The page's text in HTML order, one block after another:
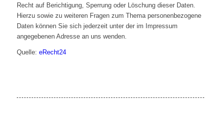
Recht auf Berichtigung, Sperrung oder Löschung dieser Daten.
Hierzu sowie zu weiteren Fragen zum Thema personenbezogene
Daten können Sie sich jederzeit unter der im Impressum
angegebenen Adresse an uns wenden.
Quelle: eRecht24